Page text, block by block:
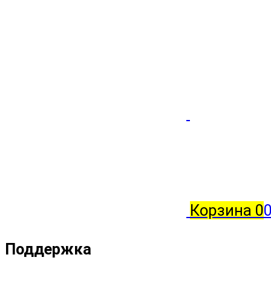
Корзина 0
Поддержка